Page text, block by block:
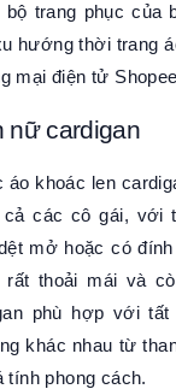
trang phục của
hướng thời trang
mại điện tử
nữ cardigan
áo khoác len
các cô gái, với
mở hoặc có
rất thoải mái và
phù hợp với
khác nhau từ
tính phong cách.